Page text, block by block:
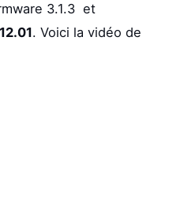
3.1.3 et
. Voici la vidéo de